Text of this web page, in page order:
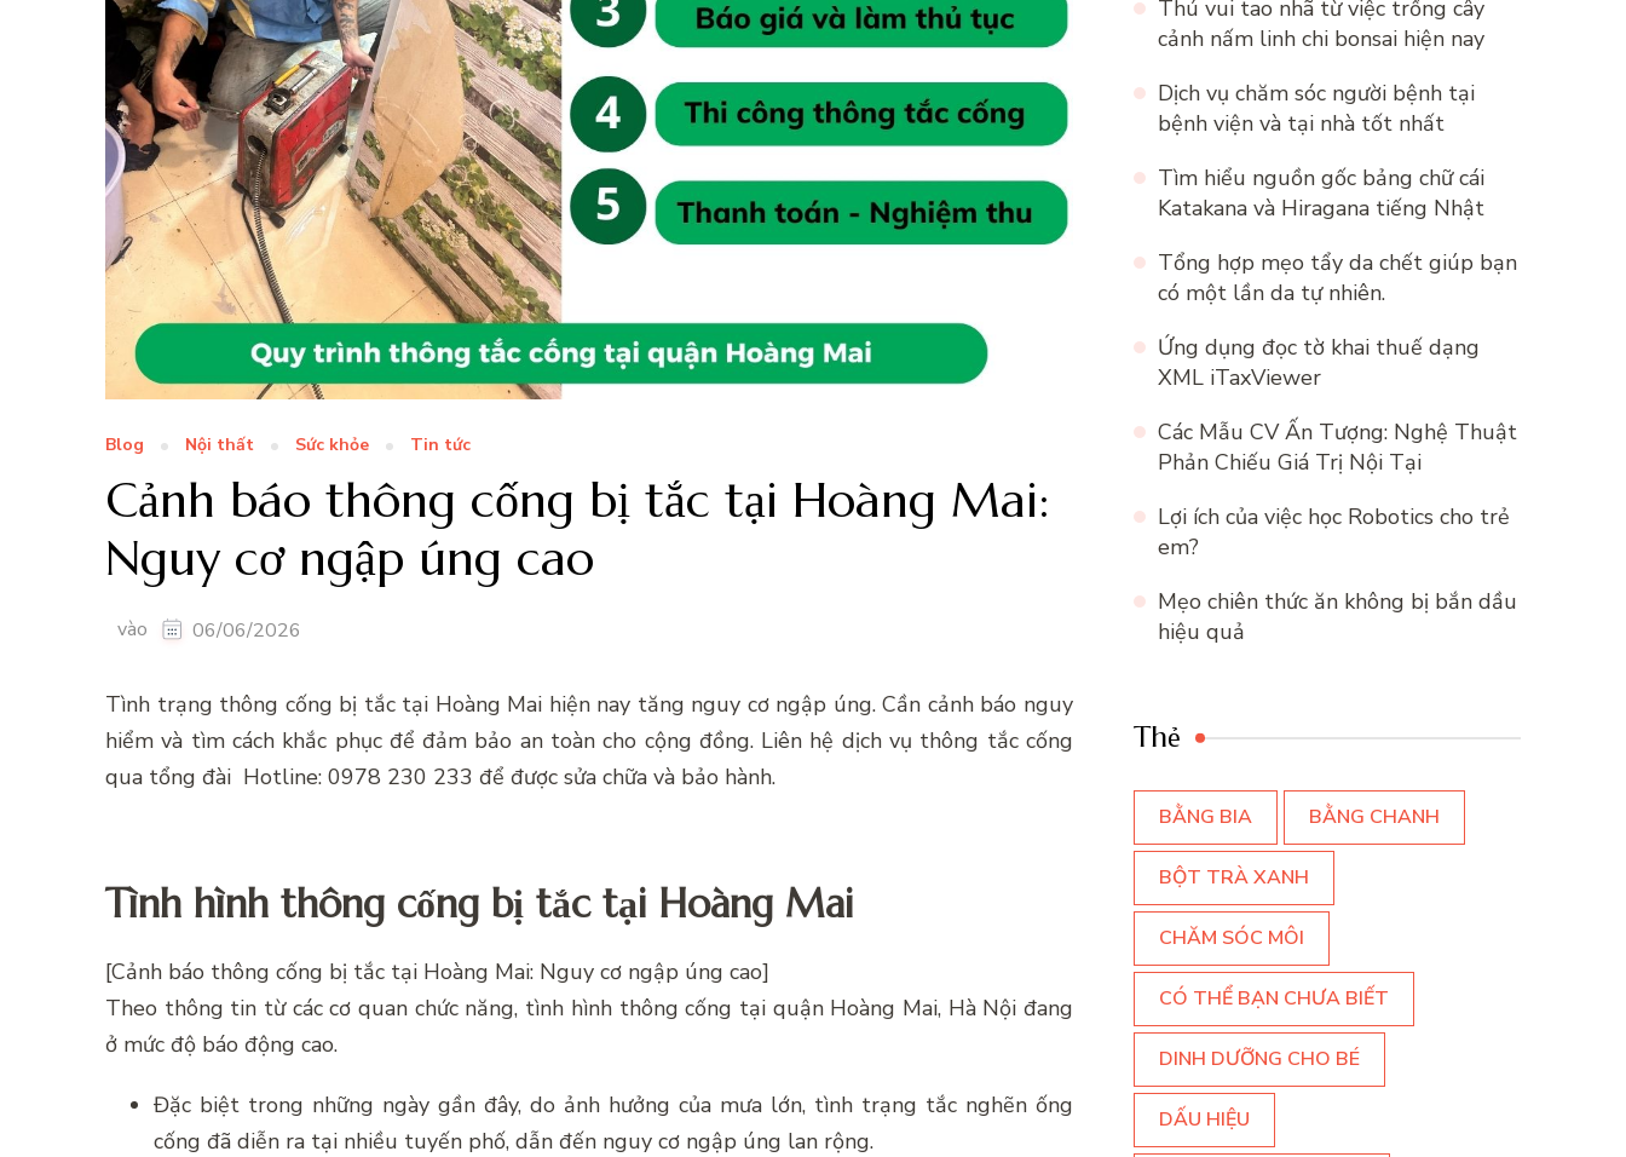
Blog Nội thất Sức khỏe Tin tức
Cảnh báo thông cống bị tắc tại Hoàng Mai:
Nguy cơ ngập úng cao
vào 06/06/2026
Tình trạng thông cống bị tắc tại Hoàng Mai hiện nay tăng nguy cơ ngập úng. Cần cảnh báo nguy
hiểm và tìm cách khắc phục để đảm bảo an toàn cho cộng đồng. Liên hệ dịch vụ thông tắc cống
qua tổng đài Hotline: 0978 230 233 để được sửa chữa và bảo hành.
Tình hình thông cống bị tắc tại Hoàng Mai
[Cảnh báo thông cống bị tắc tại Hoàng Mai: Nguy cơ ngập úng cao]
Theo thông tin từ các cơ quan chức năng, tình hình thông cống tại quận Hoàng Mai, Hà Nội đang
ở mức độ báo động cao.
Đặc biệt trong những ngày gần đây, do ảnh hưởng của mưa lớn, tình trạng tắc nghẽn ống
cống đã diễn ra tại nhiều tuyến phố, dẫn đến nguy cơ ngập úng lan rộng.
Thú vui tao nhã từ việc trồng cây
cảnh nấm linh chi bonsai hiện nay
Dịch vụ chăm sóc người bệnh tại
bệnh viện và tại nhà tốt nhất
Tìm hiểu nguồn gốc bảng chữ cái
Katakana và Hiragana tiếng Nhật
Tổng hợp mẹo tẩy da chết giúp bạn
có một lần da tự nhiên.
Ứng dụng đọc tờ khai thuế dạng
XML iTaxViewer
Các Mẫu CV Ấn Tượng: Nghệ Thuật
Phản Chiếu Giá Trị Nội Tại
Lợi ích của việc học Robotics cho trẻ
em?
Mẹo chiên thức ăn không bị bắn dầu
hiệu quả
Thẻ
BẰNG BIA BẰNG CHANH
BỘT TRÀ XANH
CHĂM SÓC MÔI
CÓ THỂ BẠN CHƯA BIẾT
DINH DƯỠNG CHO BÉ
DẤU HIỆU